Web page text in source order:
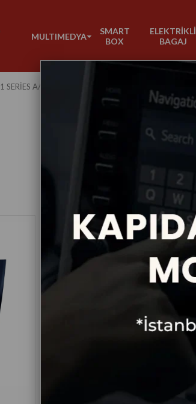
MULTIMEDYA
SMART
BOX
ELEKTRİKLİ
BAGAJ
1 SERIES A/C